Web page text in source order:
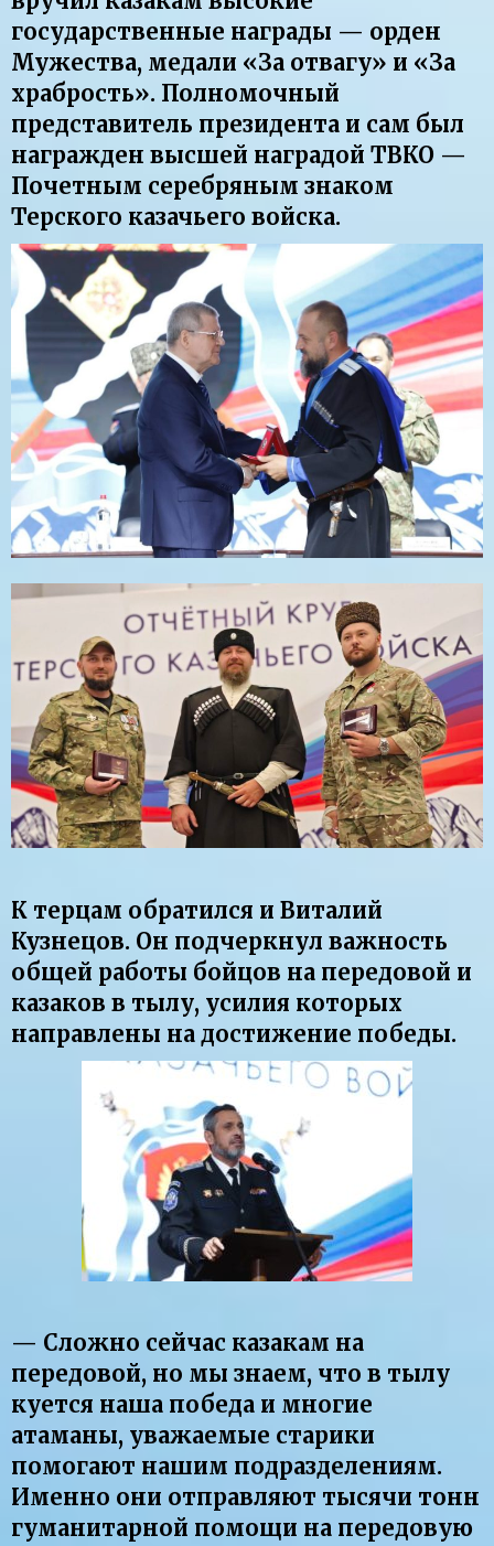
государственные награды — орден
Мужества, медали «За отвагу» и «За
храбрость». Полномочный
представитель президента и сам был
награжден высшей наградой ТВКО —
Почетным серебряным знаком
Терского казачьего войска.
К терцам обратился и Виталий
Кузнецов. Он подчеркнул важность
общей работы бойцов на передовой и
казаков в тылу, усилия которых
направлены на достижение победы.
— Сложно сейчас казакам на
передовой, но мы знаем, что в тылу
куется наша победа и многие
атаманы, уважаемые старики
помогают нашим подразделениям.
Именно они отправляют тысячи тонн
гуманитарной помощи на передовую